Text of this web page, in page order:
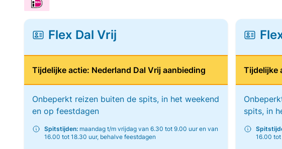
Flex Dal Vrij
Tijdelijke actie: Nederland Dal Vrij aanbieding
Onbeperkt reizen buiten de spits, in het weekend
en op feestdagen
Spitstijden: maandag t/m vrijdag van 6.30 tot 9.00 uur en van
16.00 tot 18.30 uur, behalve feestdagen
Tijdelijke
spits, in
16.00